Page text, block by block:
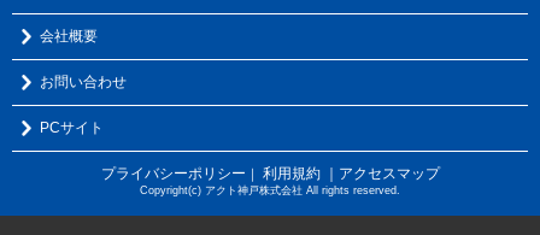
会社概要
お問い合わせ
PCサイト
プライバシーポリシー ｜ 利用規約 ｜アクセスマップ
Copyright(c) アクト神戸株式会社 All rights reserved.